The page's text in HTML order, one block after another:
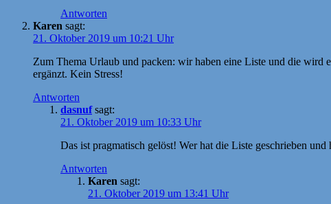
Antworten
Karen sagt:
21. Oktober 2019 um 10:21 Uhr
Zum Thema Urlaub und packen: wir haben eine Liste und die wird
ergänzt. Kein Stress!
Antworten
dasnuf sagt:
21. Oktober 2019 um 10:33 Uhr
Das ist pragmatisch gelöst! Wer hat die Liste geschrieben und
Antworten
Karen sagt:
21. Oktober 2019 um 13:41 Uhr